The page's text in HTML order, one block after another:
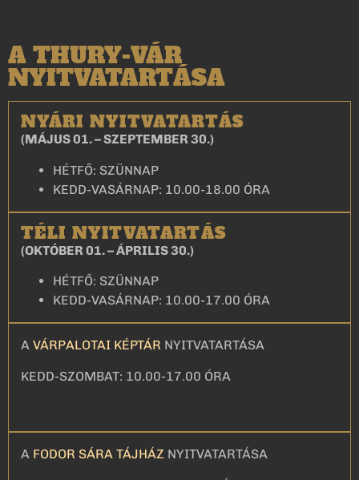
A THURY-VÁR
NYITVATARTÁSA
NYÁRI NYITVATARTÁS
(MÁJUS 01. – SZEPTEMBER 30.)
HÉTFŐ: SZÜNNAP
KEDD-VASÁRNAP: 10.00-18.00 ÓRA
TÉLI NYITVATARTÁS
(OKTÓBER 01. – ÁPRILIS 30.)
HÉTFŐ: SZÜNNAP
KEDD-VASÁRNAP: 10.00-17.00 ÓRA
A VÁRPALOTAI KÉPTÁR NYITVATARTÁSA
KEDD-SZOMBAT: 10.00-17.00 ÓRA
A FODOR SÁRA TÁJHÁZ NYITVATARTÁSA